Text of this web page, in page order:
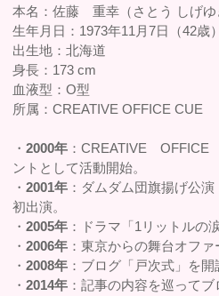
本名：佐藤 重幸（さとう しげゆ
生年月日：1973年11月7日（42歳）
出生地：北海道
身長：173 cm
血液型：O型
所属：CREATIVE OFFICE CUE
・2000年 ：CREATIVE OFFICE
ントとして活動開始。
・2001年 ：ダムダム団旗揚げ公
初出演。
・2005年 ：ドラマ「1リットルの
・2006年 ：東京からの舞台オファ
・2008年 ：ブログ「戸次式」を開
・2014年 ：記事の内容を巡ってブ